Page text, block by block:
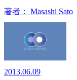
著者： Masashi Sato
2013.06.09